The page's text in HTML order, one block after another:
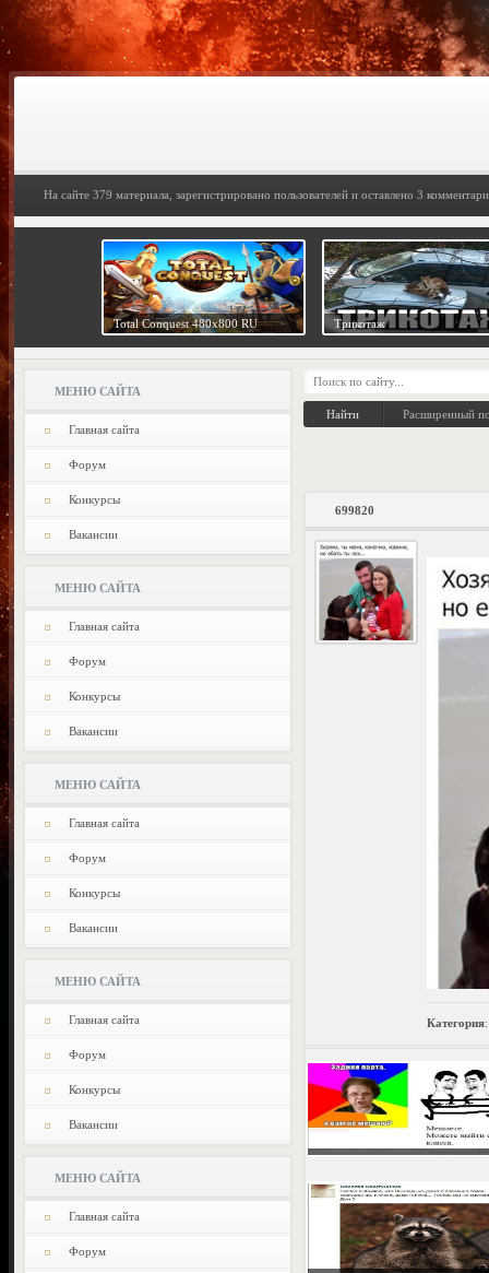
На сайте 379 материала, зарегистрировано пользователей и оставлено 3
Total Conquest 480x800 RU Трикотаж
МЕНЮ САЙТА
Главная сайта
Форум
Конкурсы
Вакансии
МЕНЮ САЙТА
Главная сайта
Форум
Конкурсы
Вакансии
МЕНЮ САЙТА
Главная сайта
Форум
Конкурсы
Вакансии
МЕНЮ САЙТА
Главная сайта
Форум
Конкурсы
Вакансии
МЕНЮ САЙТА
Главная сайта
Форум
Расширенный
699820
Категория